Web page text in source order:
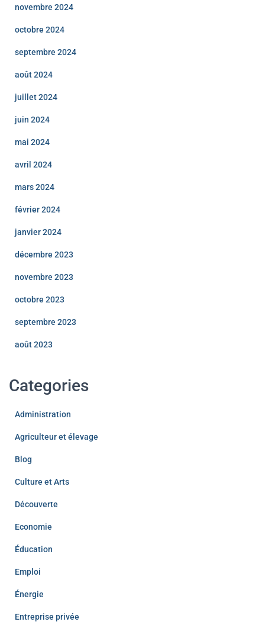
novembre 2024
octobre 2024
septembre 2024
août 2024
juillet 2024
juin 2024
mai 2024
avril 2024
mars 2024
février 2024
janvier 2024
décembre 2023
novembre 2023
octobre 2023
septembre 2023
août 2023
Categories
Administration
Agriculteur et élevage
Blog
Culture et Arts
Découverte
Economie
Éducation
Emploi
Énergie
Entreprise privée